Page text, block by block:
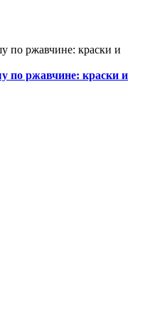
по ржавчине: краски и